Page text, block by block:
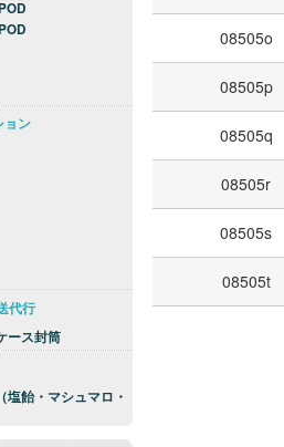
08505o
08505p
08505q
08505r
08505s
08505t
ョン
代行
ース封筒
飴・マシュマロ・